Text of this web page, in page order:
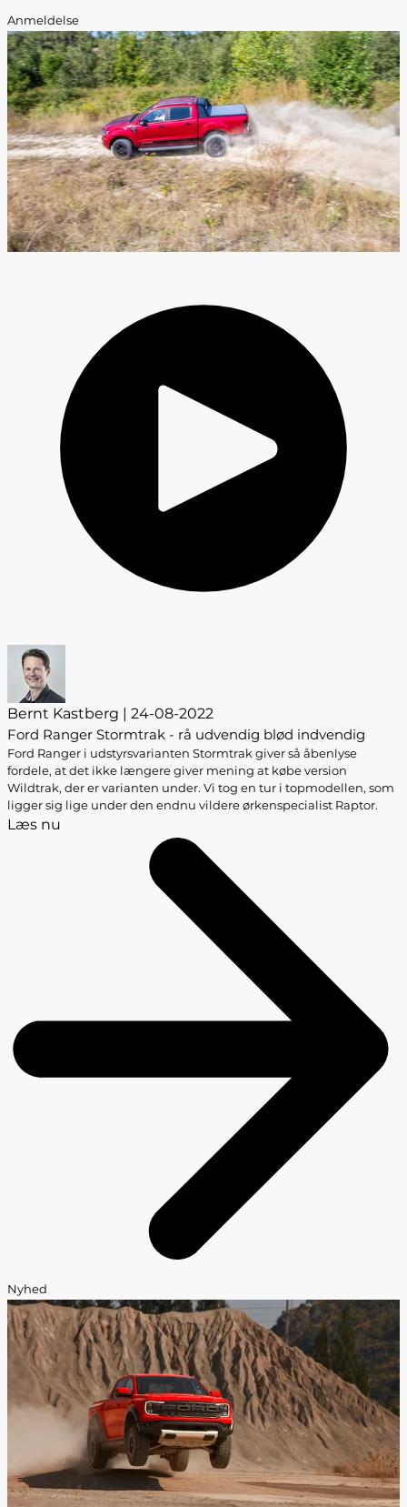
Anmeldelse
Bernt Kastberg | 24-08-2022
Ford Ranger Stormtrak - rå udvendig blød indvendig
Ford Ranger i udstyrsvarianten Stormtrak giver så åbenlyse
fordele, at det ikke længere giver mening at købe version
Wildtrak, der er varianten under. Vi tog en tur i topmodellen, som
ligger sig lige under den endnu vildere ørkenspecialist Raptor.
Læs nu
Nyhed